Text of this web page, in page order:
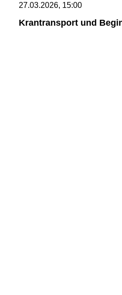
27.03.2026, 15:00
Krantransport und